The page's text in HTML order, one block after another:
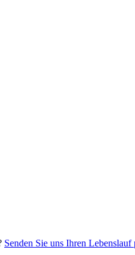
Senden Sie uns Ihren